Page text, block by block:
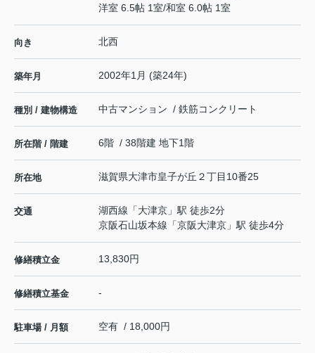
洋室 6.5帖 1室/和室 6.0帖 1室
向き 北西
築年月 2002年1月 (築24年)
種別 / 建物構造 中古マンション / 鉄筋コンクリート
所在階 / 階建 6階 / 38階建 地下1階
所在地 滋賀県大津市皇子が丘 ２丁目10番25
交通 湖西線 「大津京 」駅 徒歩2分
京阪石山坂本線 「京阪大津京 」駅 徒歩4分
修繕積立金 13,830円
修繕積立基金 -
駐車場 / 月額 空有 / 18,000円